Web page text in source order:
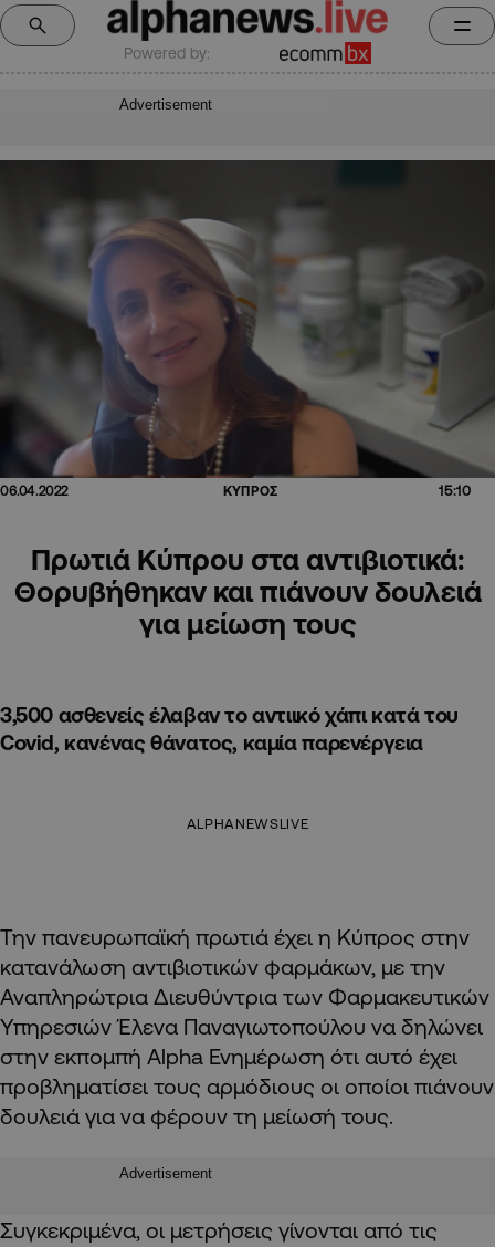
Powered by:
Advertisement
06.04.2022 ΚΥΠΡΟΣ 15:10
Πρωτιά Κύπρου στα αντιβιοτικά:
Θορυβήθηκαν και πιάνουν δουλειά
για μείωση τους
3,500 ασθενείς έλαβαν το αντιικό χάπι κατά του
Covid, κανένας θάνατος, καμία παρενέργεια
ALPHANEWSLIVE
Την πανευρωπαϊκή πρωτιά έχει η Κύπρος στην
κατανάλωση αντιβιοτικών φαρμάκων, με την
Αναπληρώτρια Διευθύντρια των Φαρμακευτικών
Υπηρεσιών Έλενα Παναγιωτοπούλου να δηλώνει
στην εκπομπή Alpha Ενημέρωση ότι αυτό έχει
προβληματίσει τους αρμόδιους οι οποίοι πιάνουν
δουλειά για να φέρουν τη μείωσή τους.
Advertisement
Συγκεκριμένα, οι μετρήσεις γίνονται από τις